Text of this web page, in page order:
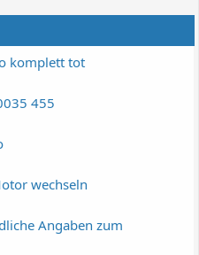
komplett tot
455
wechseln
Angaben zum